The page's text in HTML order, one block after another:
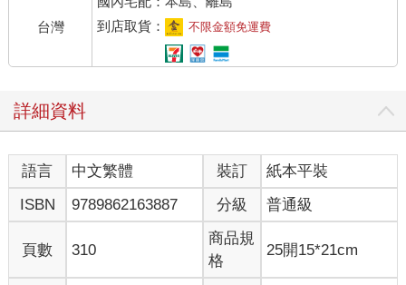
台灣
到店取貨：
不限金額免運費
詳細資料
語言 中文繁體 裝訂
紙本平裝
ISBN
9789862163887 分級 普通級
頁數 310
商品規
格
25開15*21cm